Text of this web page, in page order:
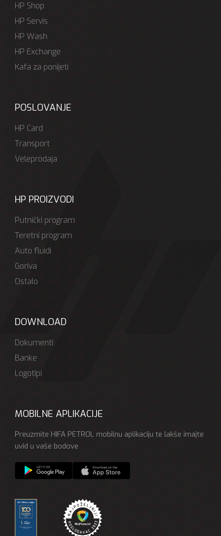
HP Shop
HP Servis
HP Wash
HP Exchange
Kafa za ponijeti
POSLOVANJE
HP Card
Transport
Veleprodaja
HP PROIZVODI
Putnički program
Teretni program
Auto fluidi
Goriva
Ostalo
DOWNLOAD
Dokumenti
Banke
Logotipi
MOBILNE APLIKACIJE
Preuzmite HIFA PETROL mobilnu aplikaciju te lakše imajte
uvid u vaše bodove